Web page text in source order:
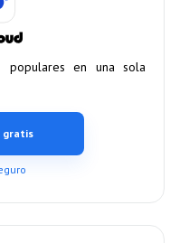
populares en una sola
gratis